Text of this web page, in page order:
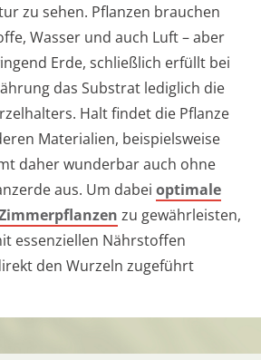
zu sehen. Pflanzen brauchen
Wasser und auch Luft – aber
Erde, schließlich erfüllt bei
das Substrat lediglich die
Halt findet die Pflanze
Materialien, beispielsweise
daher wunderbar auch ohne
aus. Um dabei optimale
zu gewährleisten,
essenziellen Nährstoffen
den Wurzeln zugeführt